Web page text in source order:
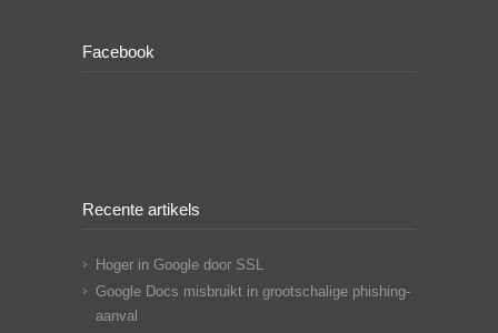
Facebook
Recente artikels
Hoger in Google door SSL
Google Docs misbruikt in grootschalige phishing-
aanval